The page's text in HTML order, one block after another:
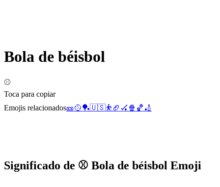
Bola de béisbol
⚾
Toca para copiar
Emojis relacionados🎫🥎🏓🇺🇸⛹️🏈 🏑 🍿 🏀 🏏
Significado de ⚾ Bola de béisbol Emoji